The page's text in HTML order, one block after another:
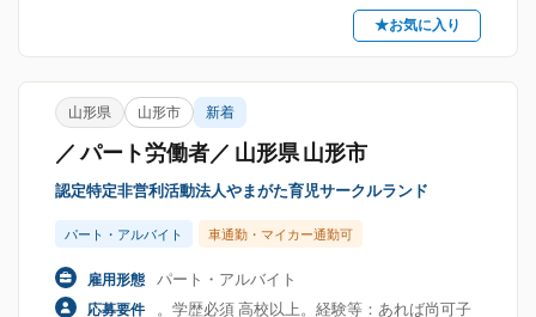
★お気に入り
山形県 山形市 新着
／ パート労働者／ 山形県 山形市
認定特定非営利活動法人やまがた育児サークルランド
パート・アルバイト 車通勤・マイカー通勤可
雇用形態 パート・アルバイト
応募要件
。学歴必須 高校以上。経験等：あれば尚可子